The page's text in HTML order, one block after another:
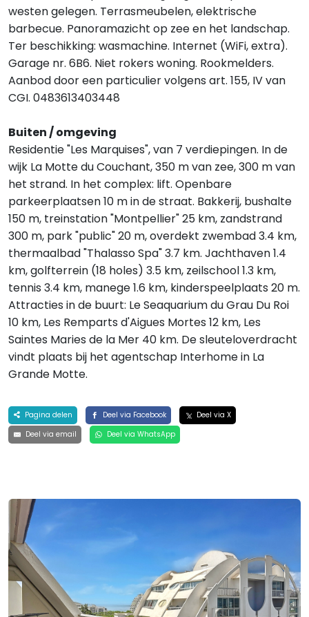
westen gelegen. Terrasmeubelen, elektrische
barbecue. Panoramazicht op zee en het landschap.
Ter beschikking: wasmachine. Internet (WiFi, extra).
Garage nr. 6B6. Niet rokers woning. Rookmelders.
Aanbod door een particulier volgens art. 155, IV van
CGI. 0483613403448
Buiten / omgeving
Residentie "Les Marquises", van 7 verdiepingen. In de
wijk La Motte du Couchant, 350 m van zee, 300 m van
het strand. In het complex: lift. Openbare
parkeerplaatsen 10 m in de straat. Bakkerij, bushalte
150 m, treinstation "Montpellier" 25 km, zandstrand
300 m, park "public" 20 m, overdekt zwembad 3.4 km,
thermaalbad "Thalasso Spa" 3.7 km. Jachthaven 1.4
km, golfterrein (18 holes) 3.5 km, zeilschool 1.3 km,
tennis 3.4 km, manege 1.6 km, kinderspeelplaats 20 m.
Attracties in de buurt: Le Seaquarium du Grau Du Roi
10 km, Les Remparts d'Aigues Mortes 12 km, Les
Saintes Maries de la Mer 40 km. De sleuteloverdracht
vindt plaats bij het agentschap Interhome in La
Grande Motte.
Pagina delen Deel via Facebook
Deel via X
Deel via email
Deel via WhatsApp